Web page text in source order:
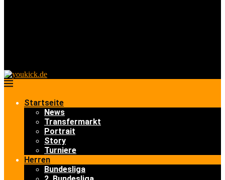
Startseite
News
Transfermarkt
Portrait
Story
Turniere
Herren
Bundesliga